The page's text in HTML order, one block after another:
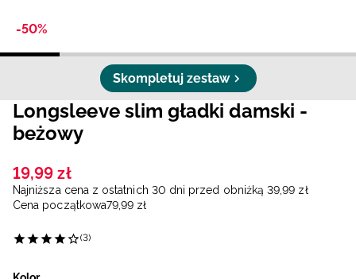
-50%
Skompletuj zestaw
Longsleeve slim gładki damski -
beżowy
19,99 zł
Najniższa cena z ostatnich 30 dni przed obniżką 39,99 zł
Cena początkowa79,99 zł
(3)